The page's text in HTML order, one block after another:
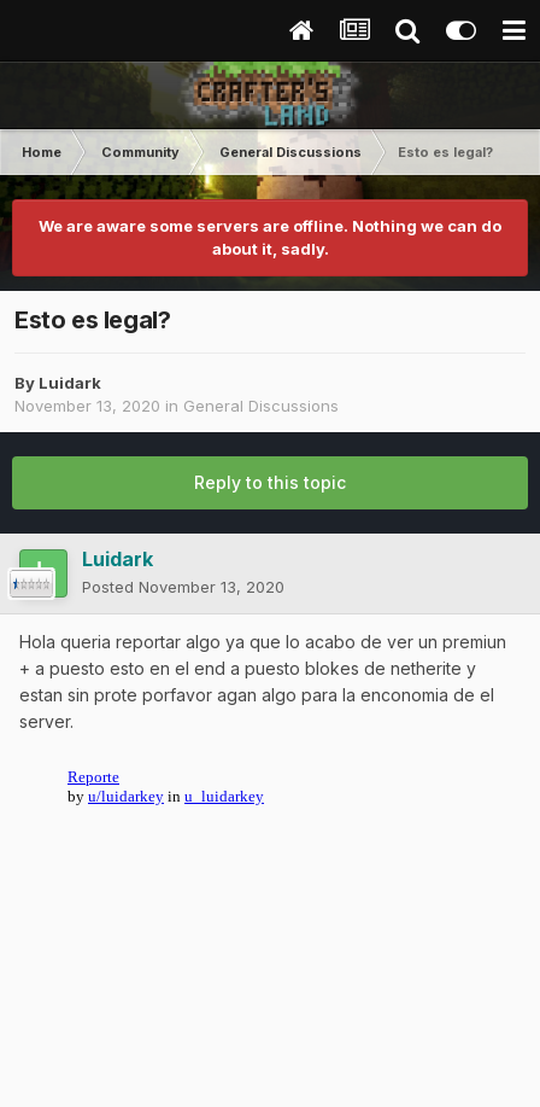
Home Community General Discussions Esto es legal?
We are aware some servers are offline. Nothing we can do
about it, sadly.
Esto es legal?
By Luidark
November 13, 2020 in General Discussions
Reply to this topic
Luidark
Posted November 13, 2020
Hola queria reportar algo ya que lo acabo de ver un premiun
+ a puesto esto en el end a puesto blokes de netherite y
estan sin prote porfavor agan algo para la enconomia de el
server.